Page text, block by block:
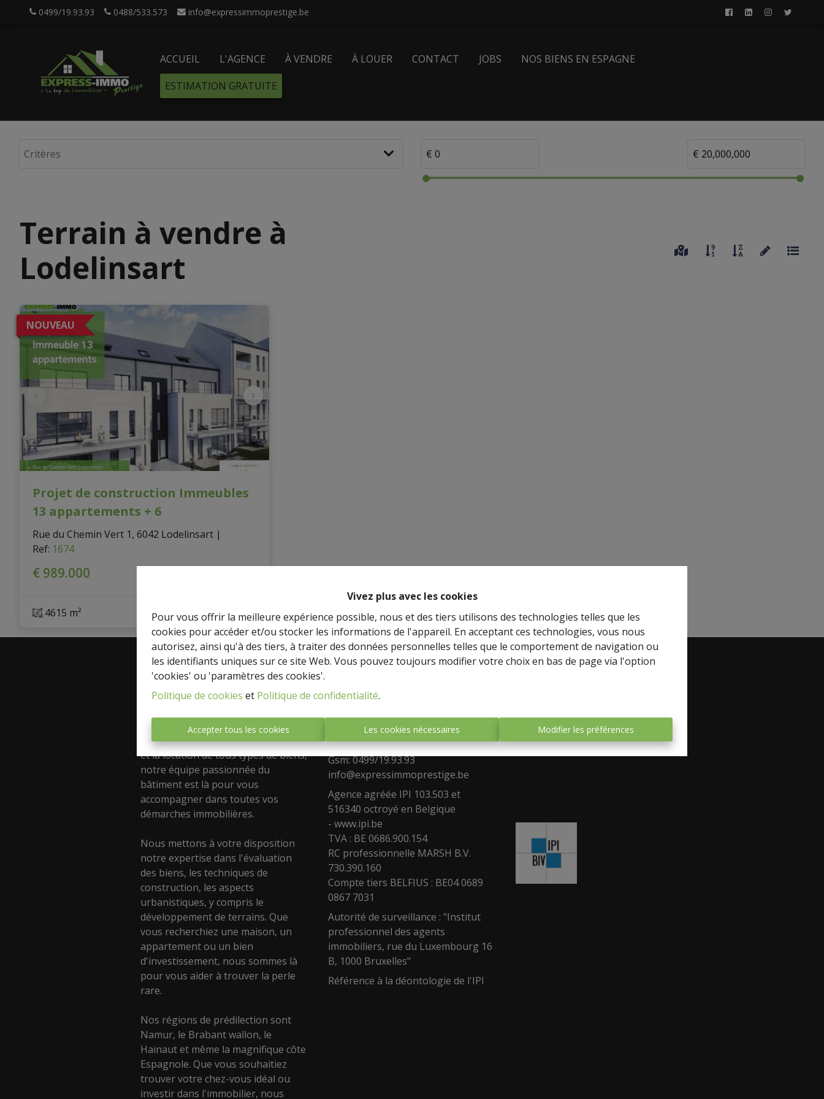
Vivez plus avec les cookies
Pour vous offrir la meilleure expérience possible, nous et des tiers utilisons des technologies telles que les
cookies pour accéder et/ou stocker les informations de l'appareil. En acceptant ces technologies, vous nous
autorisez, ainsi qu'à des tiers, à traiter des données personnelles telles que le comportement de navigation ou
les identifiants uniques sur ce site Web. Vous pouvez toujours modifier votre choix en bas de page via l'option
'cookies' ou 'paramètres des cookies'.
Politique de cookies et Politique de confidentialité.
Accepter tous les cookies Les cookies nécessaires Modifier les préférences
0499/19.93.93 0488/533.573 info@expressimmoprestige.be
ACCUEIL L'AGENCE À VENDRE À LOUER CONTACT JOBS
NOS BIENS EN ESPAGNE
ESTIMATION GRATUITE
Terrain à vendre à
Lodelinsart
NOUVEAU
Projet de construction Immeubles
13 appartements + 6
Rue du Chemin Vert 1, 6042 Lodelinsart |
Ref: 1674
€ 989.000
4615 m²
A propos
votre agence immobilière de
confiance ! Spécialisée dans la vente
et la location de tous types de biens,
notre équipe passionnée du
bâtiment est là pour vous
accompagner dans toutes vos
démarches immobilières.
Nous mettons à votre disposition
notre expertise dans l'évaluation
des biens, les techniques de
construction, les aspects
urbanistiques, y compris le
développement de terrains. Que
vous recherchiez une maison, un
appartement ou un bien
d'investissement, nous sommes là
pour vous aider à trouver la perle
rare.
Nos régions de prédilection sont
Namur, le Brabant wallon, le
Hainaut et même la magnifique côte
Espagnole. Que vous souhaitiez
trouver votre chez-vous idéal ou
investir dans l'immobilier, nous
Rue de la Falize 17 , 5080 Rhisnes
Fixe : 0488/533.573
Gsm: 0499/19.93.93
info@expressimmoprestige.be
Agence agréée IPI 103.503 et
516340 octroyé en Belgique
-www.ipi.be
TVA : BE 0686.900.154
RC professionnelle MARSH B.V.
730.390.160
Compte tiers BELFIUS : BE04 0689
0867 7031
Autorité de surveillance : "Institut
professionnel des agents
immobiliers, rue du Luxembourg 16
B, 1000 Bruxelles"
Référence à la déontologie de l'IPI